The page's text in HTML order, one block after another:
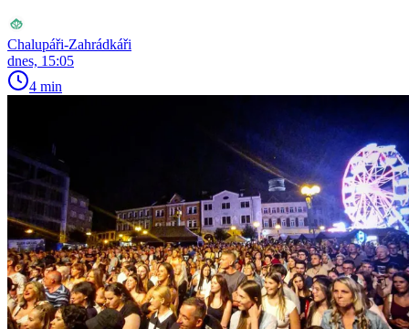
Chalupáři-Zahrádkáři
dnes, 15:05
4 min